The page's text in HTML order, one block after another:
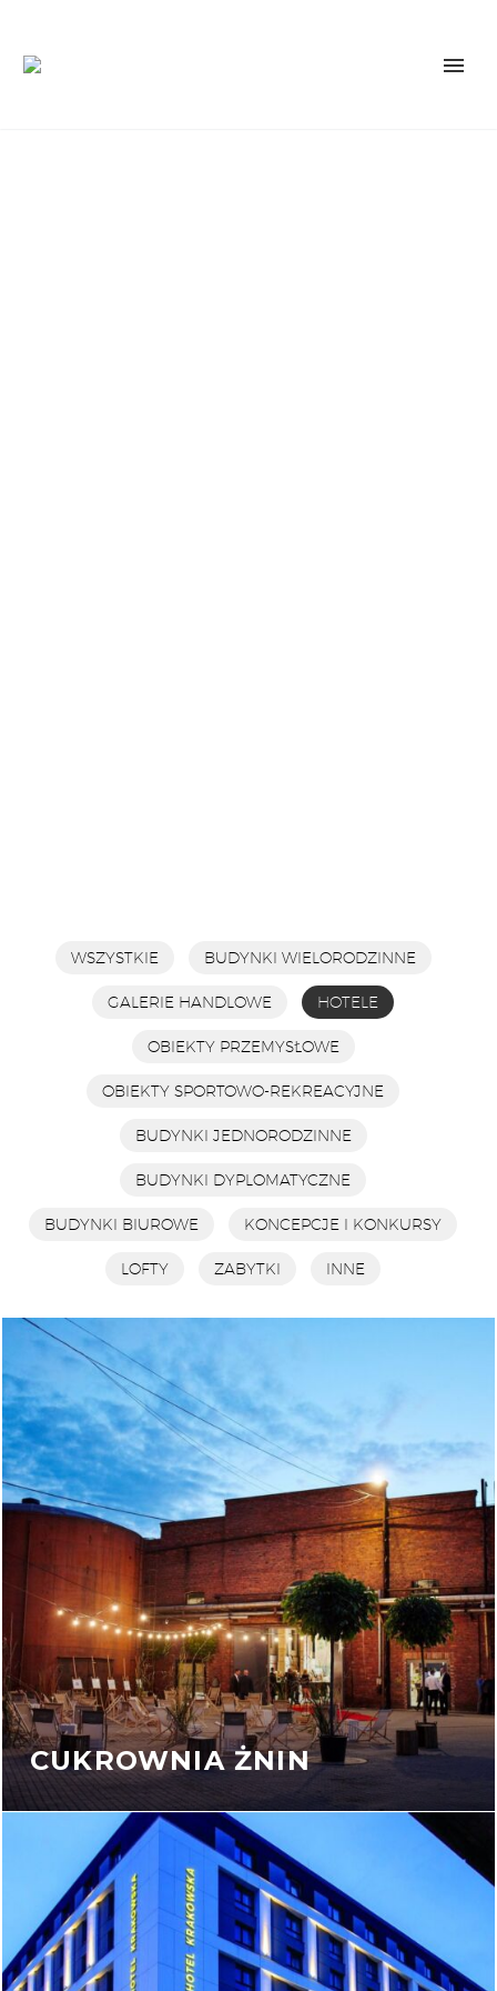
WSZYSTKIE BUDYNKI WIELORODZINNE
GALERIE HANDLOWE HOTELE
OBIEKTY PRZEMYSŁOWE
OBIEKTY SPORTOWO-REKREACYJNE
BUDYNKI JEDNORODZINNE
BUDYNKI DYPLOMATYCZNE
BUDYNKI BIUROWE KONCEPCJE I KONKURSY
LOFTY ZABYTKI INNE
CUKROWNIA ŻNIN